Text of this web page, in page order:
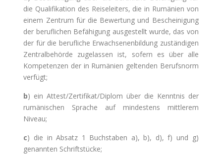
die Qualifikation des Reiseleiters, die in Rumänien von
einem Zentrum für die Bewertung und Bescheinigung
der beruflichen Befähigung ausgestellt wurde, das von
der für die berufliche Erwachsenenbildung zuständigen
Zentralbehörde zugelassen ist, sofern es über alle
Kompetenzen der in Rumänien geltenden Berufsnorm
verfügt;
b) ein Attest/Zertifikat/Diplom über die Kenntnis der
rumänischen Sprache auf mindestens mittlerem
Niveau;
c) die in Absatz 1 Buchstaben a), b), d), f) und g)
genannten Schriftstücke;